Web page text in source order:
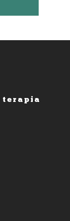
terapia